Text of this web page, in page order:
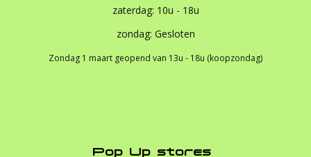
zaterdag: 10u - 18u
zondag: Gesloten
Zondag 1 maart geopend van 13u - 18u (koopzondag)
Pop Up stores